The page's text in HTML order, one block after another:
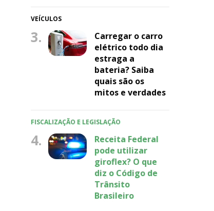
VEÍCULOS
3.
Carregar o carro
elétrico todo dia
estraga a
bateria? Saiba
quais são os
mitos e verdades
FISCALIZAÇÃO E LEGISLAÇÃO
4.
Receita Federal
pode utilizar
giroflex? O que
diz o Código de
Trânsito
Brasileiro